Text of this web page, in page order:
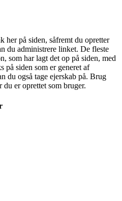
på siden, såfremt du opretter
du administrere linket. De fleste
som har lagt det op på siden, med
siden som er generet af
du også tage ejerskab på. Brug
er oprettet som bruger.